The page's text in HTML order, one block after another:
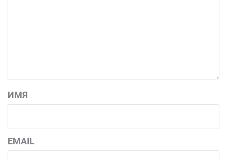
ИМЯ
EMAIL